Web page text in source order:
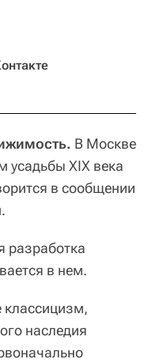
В Москве
усадьбы XIX века
в сообщении
разработка
в нем.
классицизм,
наследия